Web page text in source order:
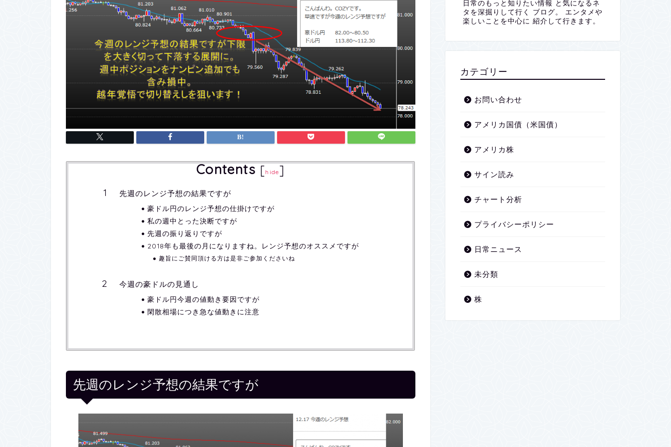
Contents [hide]
先週のレンジ予想の結果ですが
豪ドル円のレンジ予想の仕掛けですが
私の週中とった決断ですが
先週の振り返りですが
2018年も最後の月になりますね。レンジ予想のオススメですが
趣旨にご賛同頂ける方は是非ご参加くださいね
今週の豪ドルの見通し
豪ドル円今週の値動き要因ですが
閑散相場につき急な値動きに注意
先週のレンジ予想の結果ですが
日常のもっと知りたい情報 と気になるネ
タを深掘りして行く ブログ。 エンタメや
楽しいことを中心に 紹介して行きます。
カテゴリー
お問い合わせ
アメリカ国債（米国債）
アメリカ株
サイン読み
チャート分析
プライバシーポリシー
日常ニュース
未分類
株